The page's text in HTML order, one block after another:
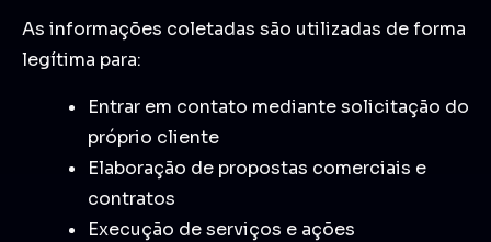
As informações coletadas são utilizadas de forma
legítima para:
Entrar em contato mediante solicitação do
próprio cliente
Elaboração de propostas comerciais e
contratos
Execução de serviços e ações